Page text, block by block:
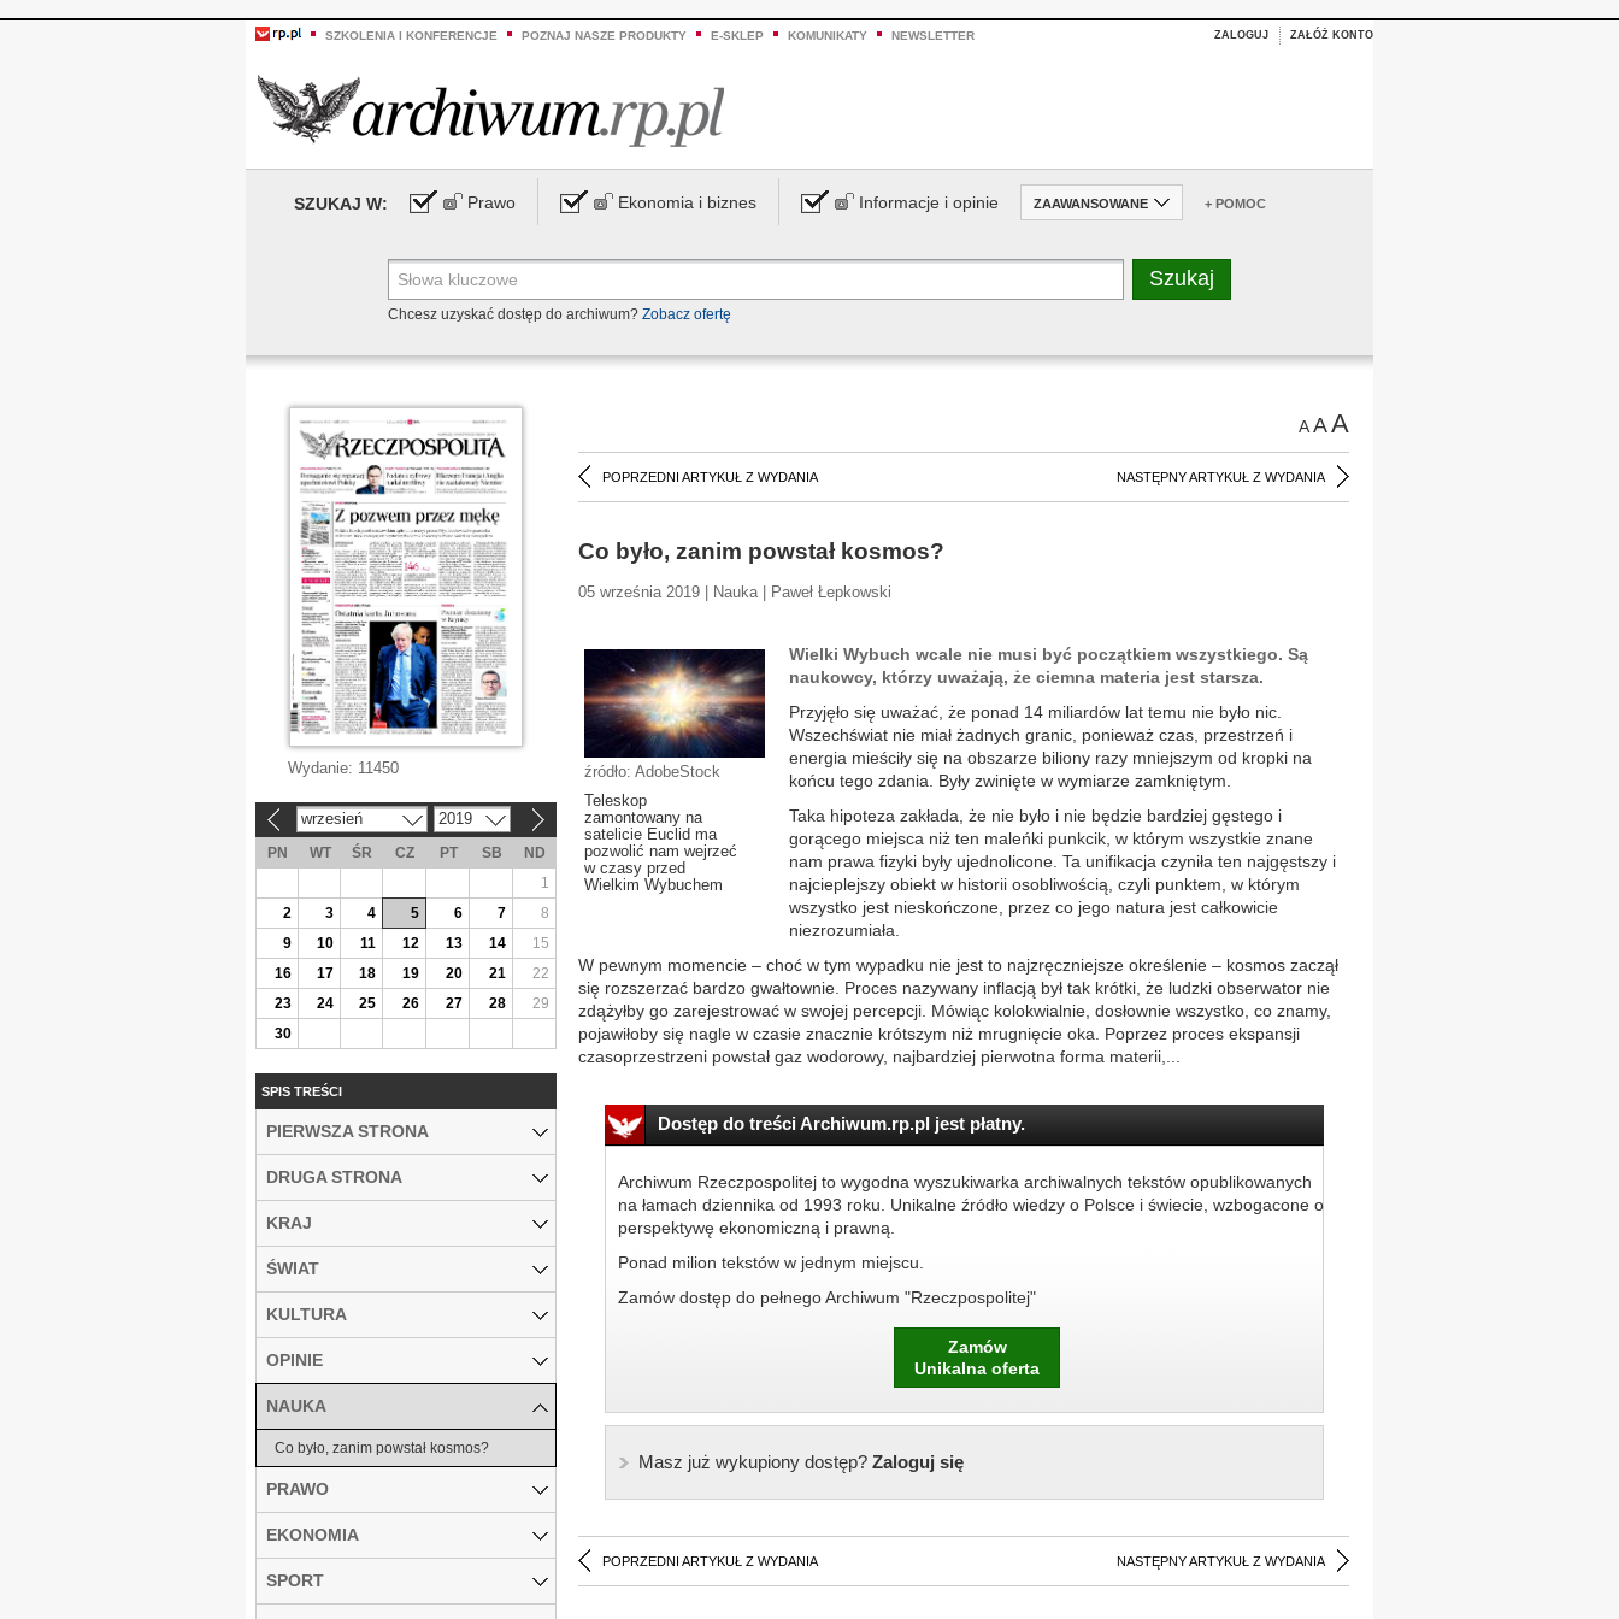
SZKOLENIA I KONFERENCJE POZNAJ NASZE PRODUKTY E-SKLEP KOMUNIKATY NEWSLETTER ZALOGUJ ZAŁÓŻ KONTO
SZUKAJ W: Prawo Ekonomia i biznes Informacje i opinie ZAAWANSOWANE + POMOC
Chcesz uzyskać dostęp do archiwum? Zobacz ofertę
AAA
POPRZEDNI ARTYKUŁ Z WYDANIA NASTĘPNY ARTYKUŁ Z WYDANIA
Co było, zanim powstał kosmos?
05 września 2019 | Nauka | Paweł Łepkowski
źródło: AdobeStock
Teleskop
zamontowany na
satelicie Euclid ma
pozwolić nam wejrzeć
w czasy przed
Wielkim Wybuchem
Wielki Wybuch wcale nie musi być początkiem wszystkiego. Są
naukowcy, którzy uważają, że ciemna materia jest starsza.
Przyjęło się uważać, że ponad 14 miliardów lat temu nie było nic.
Wszechświat nie miał żadnych granic, ponieważ czas, przestrzeń i
energia mieściły się na obszarze biliony razy mniejszym od kropki na
końcu tego zdania. Były zwinięte w wymiarze zamkniętym.
Taka hipoteza zakłada, że nie było i nie będzie bardziej gęstego i
gorącego miejsca niż ten maleńki punkcik, w którym wszystkie znane
nam prawa fizyki były ujednolicone. Ta unifikacja czyniła ten najgęstszy i
najcieplejszy obiekt w historii osobliwością, czyli punktem, w którym
wszystko jest nieskończone, przez co jego natura jest całkowicie
niezrozumiała.
W pewnym momencie – choć w tym wypadku nie jest to najzręczniejsze określenie – kosmos zaczął
się rozszerzać bardzo gwałtownie. Proces nazywany inflacją był tak krótki, że ludzki obserwator nie
zdążyłby go zarejestrować w swojej percepcji. Mówiąc kolokwialnie, dosłownie wszystko, co znamy,
pojawiłoby się nagle w czasie znacznie krótszym niż mrugnięcie oka. Poprzez proces ekspansji
czasoprzestrzeni powstał gaz wodorowy, najbardziej pierwotna forma materii,...
Dostęp do treści Archiwum.rp.pl jest płatny.
Archiwum Rzeczpospolitej to wygodna wyszukiwarka archiwalnych tekstów opublikowanych
na łamach dziennika od 1993 roku. Unikalne źródło wiedzy o Polsce i świecie, wzbogacone o
perspektywę ekonomiczną i prawną.
Ponad milion tekstów w jednym miejscu.
Zamów dostęp do pełnego Archiwum "Rzeczpospolitej"
Zamów
Unikalna oferta
Masz już wykupiony dostęp?Zaloguj się
POPRZEDNI ARTYKUŁ Z WYDANIA NASTĘPNY ARTYKUŁ Z WYDANIA
Wydanie: 11450
wrzesień 2019
PN WT ŚR CZ PT SB
ND
1
2
3 4 5 6 7
8
9
10 11 12 13 14
15
16
17 18 19 20 21
22
23
24 25 26 27 28
29
30
SPIS TREŚCI
PIERWSZA STRONA
DRUGA STRONA
KRAJ
ŚWIAT
KULTURA
OPINIE
NAUKA
Co było, zanim powstał kosmos?
PRAWO
EKONOMIA
SPORT